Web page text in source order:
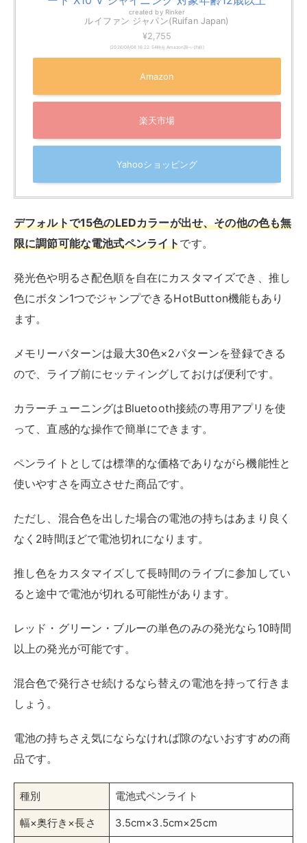
created by Rinker
ルイファン ジャパン(Ruifan Japan)
¥2,755
(2026/08/08 16:22:54時点 Amazon調べ-詳細)
Amazon
楽天市場
Yahooショッピング
デフォルトで15色のLEDカラーが出せ、その他の色も無
限に調節可能な電池式ペンライトです。
発光色や明るさ配色順を自在にカスタマイズでき、推し
色にボタン1つでジャンプできるHotButton機能もあり
ます。
メモリーパターンは最大30色×2パターンを登録できる
ので、ライブ前にセッティングしておけば便利です。
カラーチューニングはBluetooth接続の専用アプリを使
って、直感的な操作で簡単にできます。
ペンライトとしては標準的な価格でありながら機能性と
使いやすさを両立させた商品です。
ただし、混合色を出した場合の電池の持ちはあまり良く
なく2時間ほどで電池切れになります。
推し色をカスタマイズして長時間のライブに参加してい
ると途中で電池が切れる可能性があります。
レッド・グリーン・ブルーの単色のみの発光なら10時間
以上の発光が可能です。
混合色で発行させ続けるなら替えの電池を持って行きま
しょう。
電池の持ちさえ気にならなければ隙のないおすすめの商
品です。
種別 電池式ペンライト
幅×奥行き×長さ 3.5cm×3.5cm×25cm